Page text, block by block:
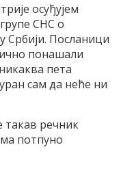
осуђујем
СНС о
Србији. Посланици
понашали
пета
сам да неће ни
такав речник
потпуно